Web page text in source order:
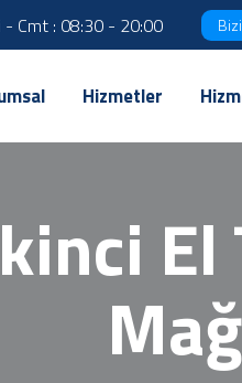
- Cmt : 08:30 - 20:00
Hizmetler
El